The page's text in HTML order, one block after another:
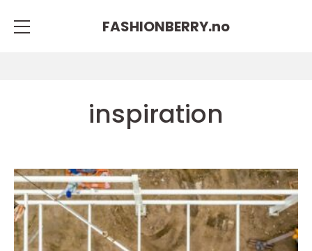
FASHIONBERRY.no
inspiration